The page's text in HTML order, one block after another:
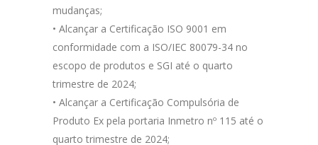
mudanças;
• Alcançar a Certificação ISO 9001 em
conformidade com a ISO/IEC 80079-34 no
escopo de produtos e SGI até o quarto
trimestre de 2024;
• Alcançar a Certificação Compulsória de
Produto Ex pela portaria Inmetro nº 115 até o
quarto trimestre de 2024;